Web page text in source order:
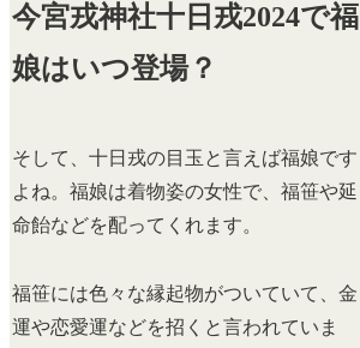
今宮戎神社十日戎2024で福
娘はいつ登場？
そして、十日戎の目玉と言えば福娘です
よね。福娘は着物姿の女性で、福笹や延
命飴などを配ってくれます。
福笹には色々な縁起物がついていて、金
運や恋愛運などを招くと言われていま